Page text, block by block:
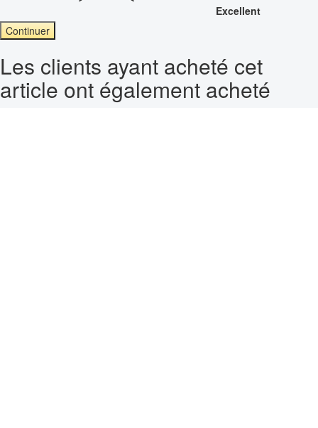
Excellent
Continuer
Les clients ayant acheté cet
article ont également acheté